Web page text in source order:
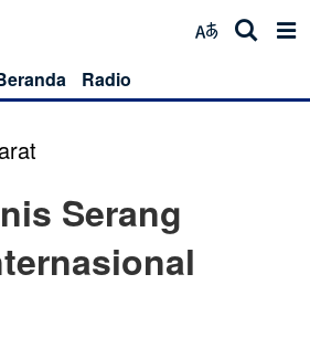
Radio
Serang